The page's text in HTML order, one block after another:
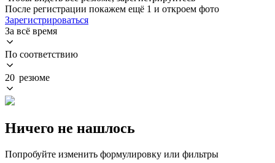
После регистрации покажем ещё 1 и откроем фото
Зарегистрироваться
За всё время
По соответствию
20 резюме
Ничего не нашлось
Попробуйте изменить формулировку или фильтры